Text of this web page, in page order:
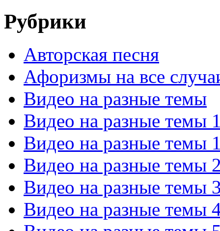
Рубрики
Авторская песня
Афоризмы на все
Видео на разные темы
Видео на разные темы
Видео на разные темы
Видео на разные темы
Видео на разные темы
Видео на разные темы